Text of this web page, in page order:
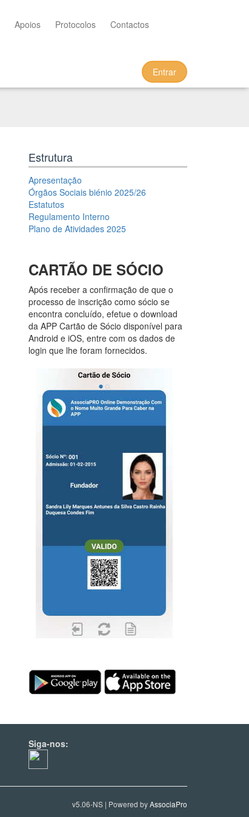
Apoios Protocolos Contactos
Entrar
Estrutura
Apresentação
Órgãos Sociais biénio 2025/26
Estatutos
Regulamento Interno
Plano de Atividades 2025
CARTÃO DE SÓCIO
Após receber a confirmação de que o
processo de inscrição como sócio se
encontra concluído, efetue o download
da APP Cartão de Sócio disponível para
Android e iOS, entre com os dados de
login que lhe foram fornecidos.
Siga-nos:
v5.06-NS | Powered byAssociaPro